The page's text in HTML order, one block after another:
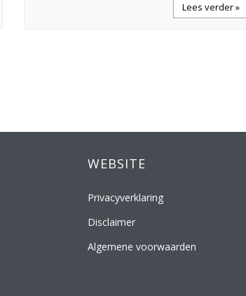
Lees verder »
WEBSITE
Privacyverklaring
Disclaimer
Algemene voorwaarden